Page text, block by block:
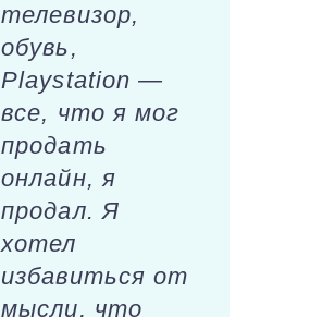
телевизор,
обувь,
Playstation —
все, что я мог
продать
онлайн, я
продал. Я
хотел
избавиться от
мысли, что